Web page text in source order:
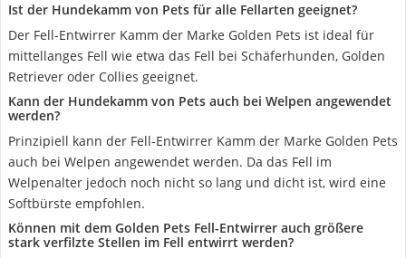
Ist der Hundekamm von Pets für alle Fellarten geeignet?
Der Fell-Entwirrer Kamm der Marke Golden Pets ist ideal für
mittellanges Fell wie etwa das Fell bei Schäferhunden, Golden
Retriever oder Collies geeignet.
Kann der Hundekamm von Pets auch bei Welpen angewendet
werden?
Prinzipiell kann der Fell-Entwirrer Kamm der Marke Golden Pets
auch bei Welpen angewendet werden. Da das Fell im
Welpenalter jedoch noch nicht so lang und dicht ist, wird eine
Softbürste empfohlen.
Können mit dem Golden Pets Fell-Entwirrer auch größere
stark verfilzte Stellen im Fell entwirrt werden?